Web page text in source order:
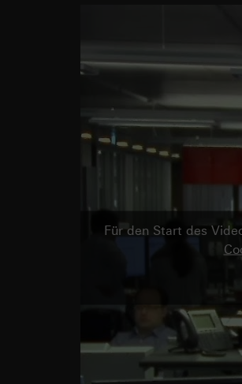
Für den Start des